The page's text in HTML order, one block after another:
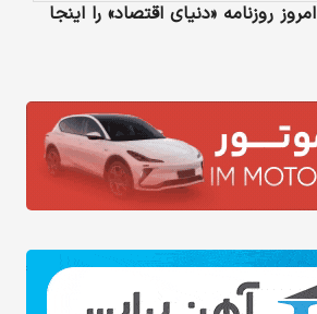
روزنامه «دنیای‌ اقتصاد» را اینجا